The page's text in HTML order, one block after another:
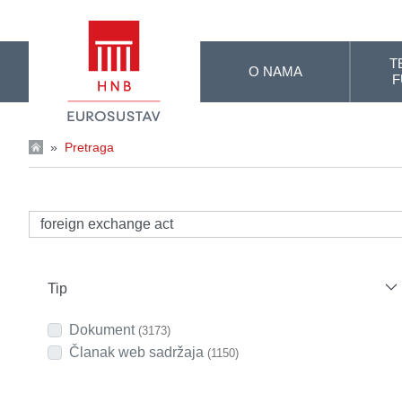
O NAMA
» Pretraga
Tip
Dokument (3173)
Članak web sadržaja (1150)